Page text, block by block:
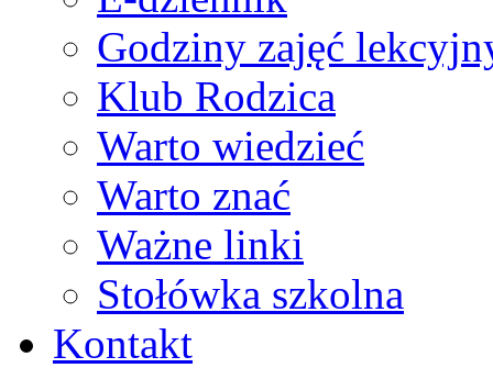
Godziny zajęć
Klub Rodzica
Warto wiedzieć
Warto znać
Ważne linki
Stołówka szkolna
Kontakt